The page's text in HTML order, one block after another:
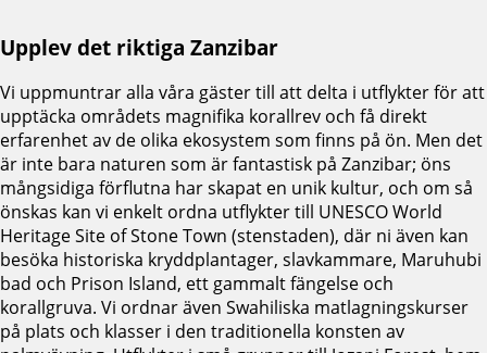
Upplev det riktiga Zanzibar
Vi uppmuntrar alla våra gäster till att delta i utflykter för att
upptäcka områdets magnifika korallrev och få direkt
erfarenhet av de olika ekosystem som finns på ön. Men det
är inte bara naturen som är fantastisk på Zanzibar; öns
mångsidiga förflutna har skapat en unik kultur, och om så
önskas kan vi enkelt ordna utflykter till UNESCO World
Heritage Site of Stone Town (stenstaden), där ni även kan
besöka historiska kryddplantager, slavkammare, Maruhubi
bad och Prison Island, ett gammalt fängelse och
korallgruva. Vi ordnar även Swahiliska matlagningskurser
på plats och klasser i den traditionella konsten av